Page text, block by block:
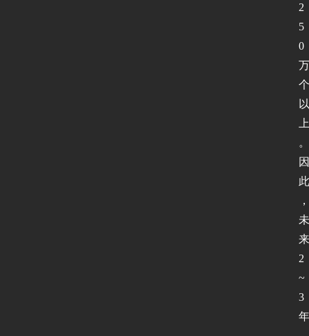
2
5
0
万
个
以
上
。
因
此
，
未
来
2
~
3
年